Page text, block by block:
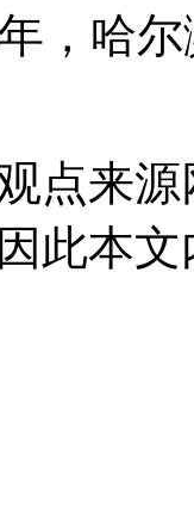
，哈
点来
此本